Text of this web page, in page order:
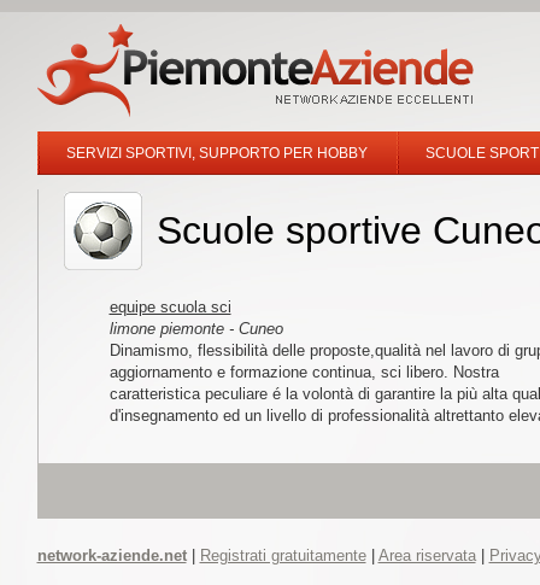
SERVIZI SPORTIVI, SUPPORTO PER HOBBY SCUOLE
Scuole sportive
equipe scuola sci
limone piemonte - Cuneo
Dinamismo, flessibilità delle proposte,qualità nel lavoro di
aggiornamento e formazione continua, sci libero. Nostra
caratteristica peculiare é la volontà di garantire la più alta
d'insegnamento ed un livello di professionalità altrettanto
network-aziende.net| Registrati gratuitamente| Area riservata|